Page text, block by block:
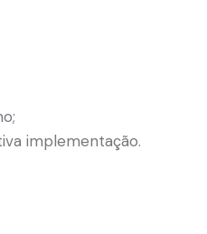
implementação.